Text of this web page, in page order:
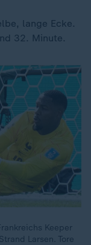
lange Ecke.
32. Minute.
Keeper
Larsen. Tore